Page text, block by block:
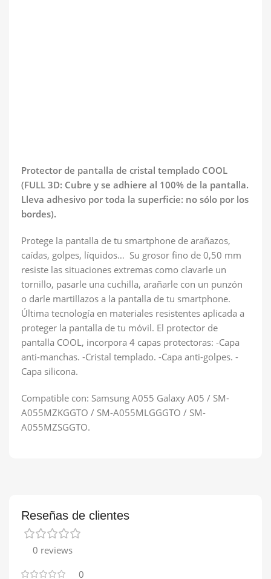
Protector de pantalla de cristal templado COOL
(FULL 3D: Cubre y se adhiere al 100% de la pantalla.
Lleva adhesivo por toda la superficie: no sólo por los
bordes).
Protege la pantalla de tu smartphone de arañazos,
caídas, golpes, líquidos… Su grosor fino de 0,50 mm
resiste las situaciones extremas como clavarle un
tornillo, pasarle una cuchilla, arañarle con un punzón
o darle martillazos a la pantalla de tu smartphone.
Última tecnología en materiales resistentes aplicada a
proteger la pantalla de tu móvil. El protector de
pantalla COOL, incorpora 4 capas protectoras: -Capa
anti-manchas. -Cristal templado. -Capa anti-golpes. -
Capa silicona.
Compatible con: Samsung A055 Galaxy A05 / SM-
A055MZKGGTO / SM-A055MLGGGTO / SM-
A055MZSGGTO.
Reseñas de clientes
0 reviews
0